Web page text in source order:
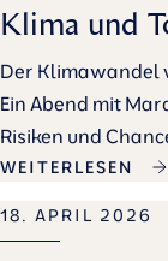
Klima und
Der Klimawandel
Ein Abend mit
Risiken und
WEITERLESEN
18. APRIL 2026